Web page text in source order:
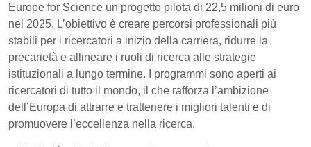
Europe for Science un progetto pilota di 22,5 milioni di euro
nel 2025. L’obiettivo è creare percorsi professionali più
stabili per i ricercatori a inizio della carriera, ridurre la
precarietà e allineare i ruoli di ricerca alle strategie
istituzionali a lungo termine. I programmi sono aperti ai
ricercatori di tutto il mondo, il che rafforza l’ambizione
dell’Europa di attrarre e trattenere i migliori talenti e di
promuovere l’eccellenza nella ricerca.